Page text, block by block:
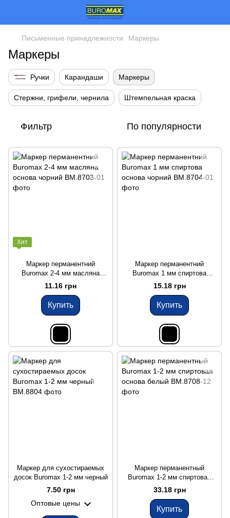
Письменные принадлежности Маркеры
Маркеры
Ручки Карандаши Маркеры
Стержни, грифели, чернила Штемпельная краска
Фильтр По популярности
Хит
Маркер перманентний
Buromax 2-4 мм масляна
основа чорний
11.16 грн
Купить
Маркер перманентний
Buromax 1 мм спиртова
основа чорний
15.18 грн
Купить
Маркер для сухостираемых
досок Buromax 1-2 мм черный
7.50 грн
Оптовые цены
Маркер перманентный
Buromax 1-2 мм спиртовая
основа белый
33.18 грн
Купить